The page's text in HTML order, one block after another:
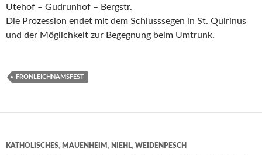
Utehof – Gudrunhof – Bergstr.
Die Prozession endet mit dem Schlusssegen in St. Quirinus
und der Möglichkeit zur Begegnung beim Umtrunk.
FRONLEICHNAMSFEST
KATHOLISCHES, MAUENHEIM , NIEHL, WEIDENPESCH